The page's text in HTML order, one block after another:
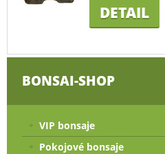
DETAIL
BONSAI-SHOP
VIP bonsaje
Pokojové bonsaje